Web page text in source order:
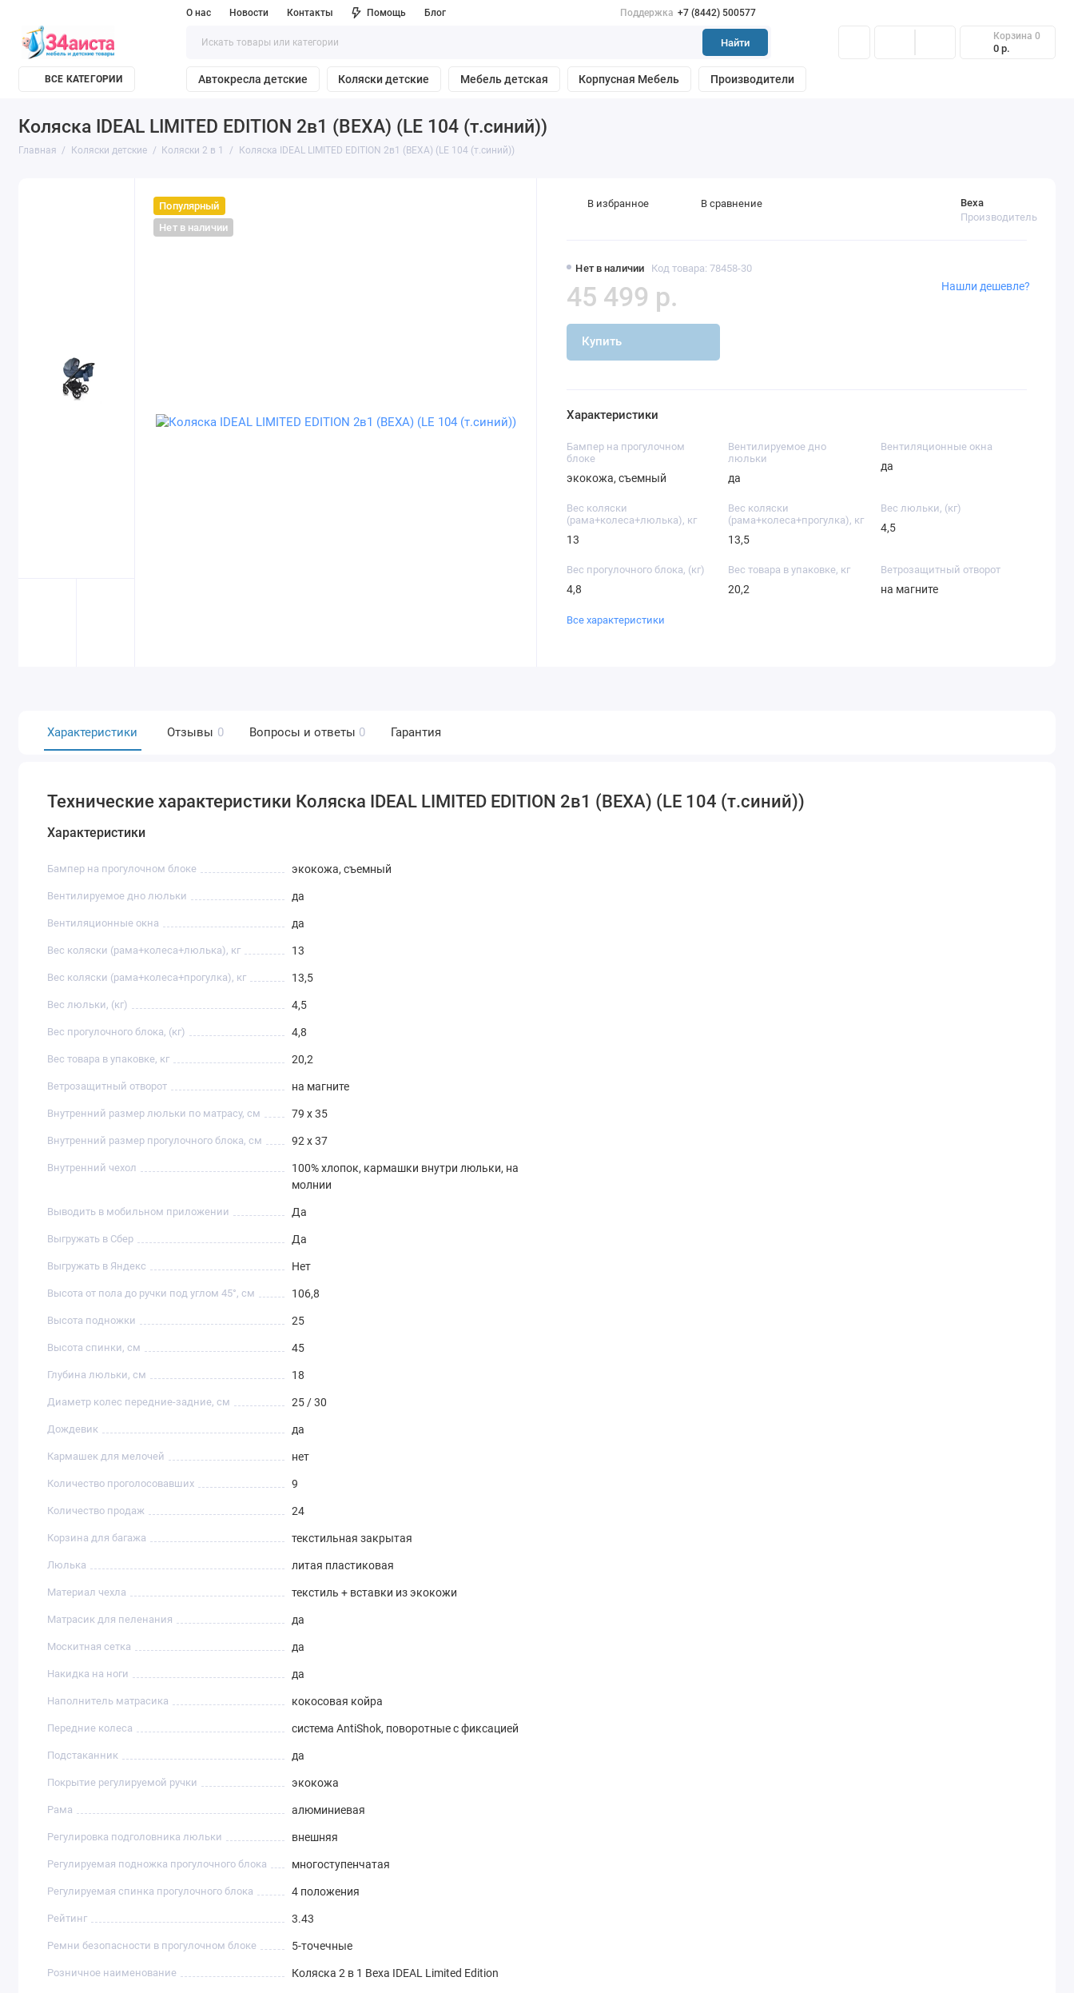
О нас Новости Контакты Помощь Блог Поддержка +7 (8442) 500577
Найти
Корзина 0
0 р.
ВСЕ КАТЕГОРИИ Автокресла детские Коляски детские Мебель детская Корпусная Мебель Производители
Коляска IDEAL LIMITED EDITION 2в1 (BEXA) (LE 104 (т.синий))
Главная Коляски детские Коляски 2 в 1 Коляска IDEAL LIMITED EDITION 2в1 (BEXA) (LE 104 (т.синий))
Популярный
Нет в наличии
Нет в наличии Код товара: 78458-30
Bexa
Производитель
45 499 р.
Купить
Нашли дешевле?
В избранное В сравнение
Характеристики
Бампер на прогулочном
блоке
экокожа, съемный
Вентилируемое дно
люльки
да
Вентиляционные окна
да
Вес коляски
(рама+колеса+люлька), кг
13
Вес коляски
(рама+колеса+прогулка), кг
13,5
Вес люльки, (кг)
4,5
Вес прогулочного блока, (кг)
4,8
Вес товара в упаковке, кг
20,2
Ветрозащитный отворот
на магните
Все характеристики
Характеристики Отзывы 0 Вопросы и ответы 0 Гарантия
Технические характеристики Коляска IDEAL LIMITED EDITION 2в1 (BEXA) (LE 104 (т.синий))
Характеристики
Бампер на прогулочном блоке экокожа, съемный
Вентилируемое дно люльки да
Вентиляционные окна да
Вес коляски (рама+колеса+люлька), кг 13
Вес коляски (рама+колеса+прогулка), кг 13,5
Вес люльки, (кг) 4,5
Вес прогулочного блока, (кг) 4,8
Вес товара в упаковке, кг 20,2
Ветрозащитный отворот на магните
Внутренний размер люльки по матрасу, см 79 x 35
Внутренний размер прогулочного блока, см 92 х 37
Внутренний чехол
100% хлопок, кармашки внутри люльки, на
молнии
Выводить в мобильном приложении Да
Выгружать в Сбер Да
Выгружать в Яндекс Нет
Высота от пола до ручки под углом 45°, см 106,8
Высота подножки 25
Высота спинки, см 45
Глубина люльки, см 18
Диаметр колес передние-задние, см 25 / 30
Дождевик да
Кармашек для мелочей нет
Количество проголосовавших 9
Количество продаж 24
Корзина для багажа текстильная закрытая
Люлька литая пластиковая
Материал чехла текстиль + вставки из экокожи
Матрасик для пеленания да
Москитная сетка да
Накидка на ноги да
Наполнитель матрасика кокосовая койра
Передние колеса система AntiShok, поворотные с фиксацией
Подстаканник да
Покрытие регулируемой ручки экокожа
Рама алюминиевая
Регулировка подголовника люльки внешняя
Регулируемая подножка прогулочного блока многоступенчатая
Регулируемая спинка прогулочного блока 4 положения
Рейтинг 3.43
Ремни безопасности в прогулочном блоке 5-точечные
Розничное наименование Коляска 2 в 1 Bexa IDEAL Limited Edition